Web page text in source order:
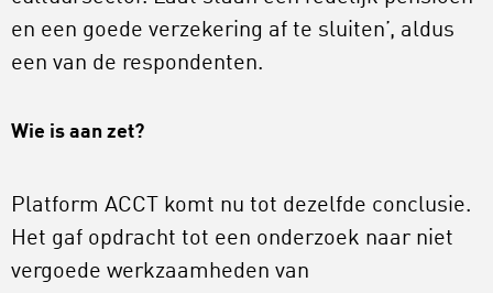
en een goede verzekering af te sluiten’, aldus
een van de respondenten.
Wie is aan zet?
Platform ACCT komt nu tot dezelfde conclusie.
Het gaf opdracht tot een onderzoek naar niet
vergoede werkzaamheden van